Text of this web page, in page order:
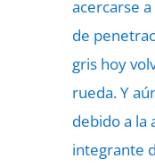
acercarse
de
gris hoy
rueda. Y
debido a la
integrante